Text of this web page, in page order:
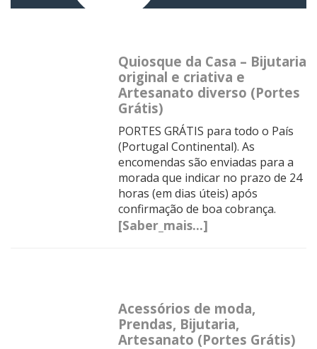
Quiosque da Casa – Bijutaria
original e criativa e
Artesanato diverso (Portes
Grátis)
PORTES GRÁTIS para todo o País
(Portugal Continental). As
encomendas são enviadas para a
morada que indicar no prazo de 24
horas (em dias úteis) após
confirmação de boa cobrança.
[Saber_mais...]
Acessórios de moda,
Prendas, Bijutaria,
Artesanato (Portes Grátis)